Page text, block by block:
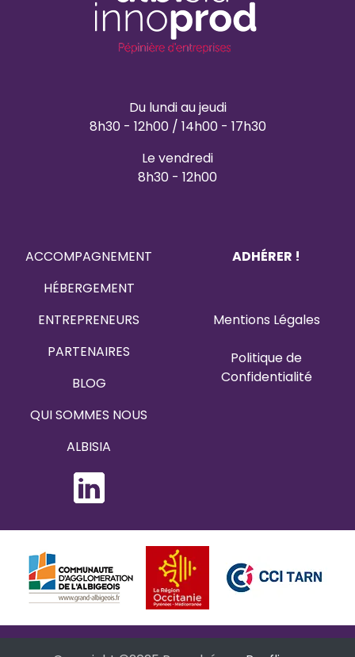
Du lundi au jeudi
8h30 - 12h00 / 14h00 - 17h30
Le vendredi
8h30 - 12h00
ACCOMPAGNEMENT
HÉBERGEMENT
ENTREPRENEURS
PARTENAIRES
BLOG
QUI SOMMES NOUS
ALBISIA
ADHÉRER !
Mentions Légales
Politique de
Confidentialité